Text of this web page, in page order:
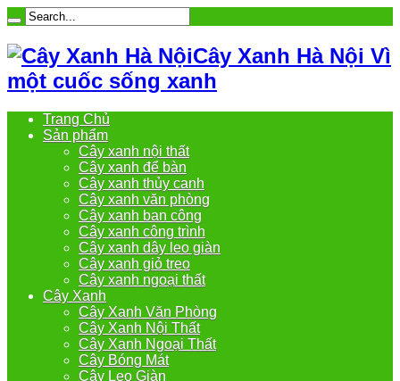
Cây Xanh Hà Nội Vì
một cuốc sống xanh
Trang Chủ
Sản phẩm
Cây xanh nội thất
Cây xanh để bàn
Cây xanh thủy canh
Cây xanh văn phòng
Cây xanh ban công
Cây xanh công trình
Cây xanh dây leo giàn
Cây xanh giỏ treo
Cây xanh ngoại thất
Cây Xanh
Cây Xanh Văn Phòng
Cây Xanh Nội Thất
Cây Xanh Ngoại Thất
Cây Bóng Mát
Cây Leo Giàn